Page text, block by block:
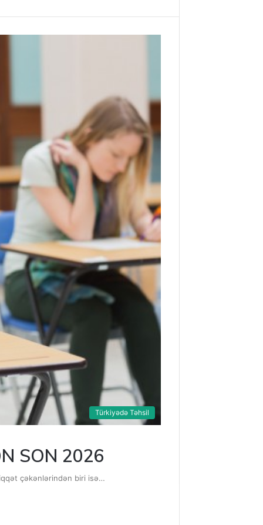
Türkiyədə Təhsil
SON 2026
çəkənlərindən biri isə…